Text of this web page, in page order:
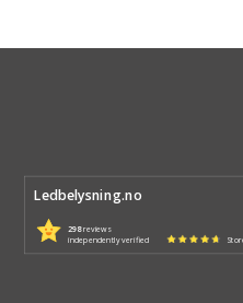
Ledbelysning.no
298reviews
independently verified